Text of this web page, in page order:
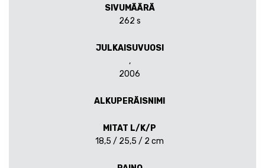
SIVUMÄÄRÄ
262 s
JULKAISUVUOSI
,
2006
ALKUPERÄISNIMI
MITAT L/K/P
18,5 / 25,5 / 2 cm